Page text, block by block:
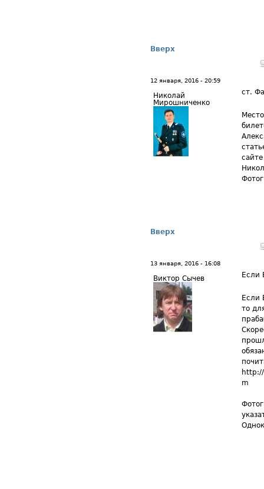
Вверх
12 января, 2016 - 20:59
Николай
Мирошниченко
ст.
Вверх
13 января, 2016 - 16:08
Виктор Сычев Если
Если
то
m